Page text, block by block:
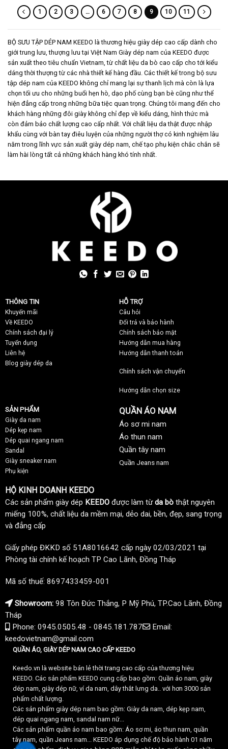
1 2 3 … 6 7 8 9 10 11
BỘ SƯU TẬP DÉP NAM KEEDO là thương hiệu giày dép cao cấp dành cho
giới trung lưu, thượng lưu tại Việt Nam Giày dép nam của KEEDO được
sản xuất theo tiêu chuẩn Vietnam, từ chất liệu da bò cao cấp cho tới kiểu
dáng thời thượng từ các nhà thiết kế hàng đầu. Các thiết kế trong bộ sưu
tập dép nam của KEEDO không chỉ mang lại sự thanh lịch mà còn là lựa
chọn tối ưu cho những buổi hẹn hò, dạo phố cùng bạn bè cũng như thể
hiện đẳng cấp trong những bữa tiệc quan trọng. Chúng tôi mang đến cho
khách hàng những đôi giày không chỉ đẹp về kiểu dáng, hình thức mà
còn đảm bảo chất lượng cao cấp nhất. Với chất liệu da thật được nhập
khẩu cùng với bàn tay điêu luyện của những người thợ có kinh nghiệm lâu
năm trong lĩnh vực sản xuất giày dép nam, chế tạo phụ kiện chắc chắn sẽ
làm hài lòng tất cả những khách hàng khó tính nhất.
THÔNG TIN
Khuyến mãi
Về KEEDO
Chính sách đại lý
Tuyển dụng
Liên hệ
Blog giày dép da
HỖ TRỢ
Câu hỏi
Đổi trả và bảo hành
Chính sách bảo mật
Hướng dẫn mua hàng
Hướng dẫn thanh toán
Chính sách vận chuyển
Hướng dẫn chọn size
SẢN PHẨM
Giày da nam
Dép kẹp nam
Dép quai ngang nam
Sandal
Giày sneaker nam
Phụ kiện
QUẦN ÁO NAM
Áo sơ mi nam
Áo thun nam
Quần tây nam
Quần Jeans nam
HỘ KINH DOANH KEEDO
Các sản phẩm giày dép KEEDO được làm từda bò thật nguyên
miếng 100%, chất liệu da mềm mại, dẻo dai, bền, đẹp, sang trọng
và đẳng cấp
Giấy phép ĐKKD số 51A8016642 cấp ngày 02/03/2021 tại
Phòng tài chính kế hoạch TP Cao Lãnh, Đồng Tháp
Mã số thuế: 8697433459-001
Showroom: 98 Tôn Đức Thắng, P Mỹ Phú, TP.Cao Lãnh, Đồng
Tháp
Phone: 0945.0505.48 - 0845.181.787
Email:
keedovietnam@gmail.com
QUẦN ÁO, GIÀY DÉP NAM CAO CẤP KEEDO
Keedo.vn là website bán lẻ thời trang cao cấp của thương hiệu
KEEDO. Các sản phẩm KEEDO cung cấp bao gồm: Quần áo nam, giày
dép nam, giày dép nữ, ví da nam, dây thắt lưng da.. với hơn 3000 sản
phẩm chất lượng.
Các sản phẩm giày dép nam bao gồm: Giày da nam, dép kẹp nam,
dép quai ngang nam, sandal nam nữ...
Các sản phẩm quần áo nam bao gồm: Áo sơ mi, áo thun nam, quần
tây nam, quần Jeans nam... KEEDO áp dụng chế độ bảo hành 01 năm